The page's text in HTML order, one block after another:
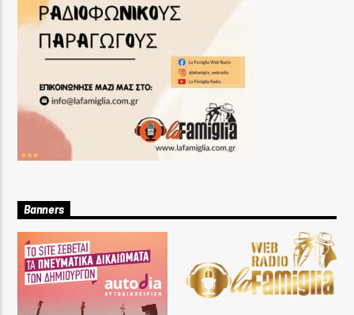
Banners